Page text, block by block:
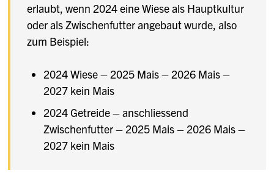
erlaubt, wenn 2024 eine Wiese als Hauptkultur
oder als Zwischenfutter angebaut wurde, also
zum Beispiel:
2024 Wiese – 2025 Mais – 2026 Mais –
2027 kein Mais
2024 Getreide – anschliessend
Zwischenfutter – 2025 Mais – 2026 Mais –
2027 kein Mais